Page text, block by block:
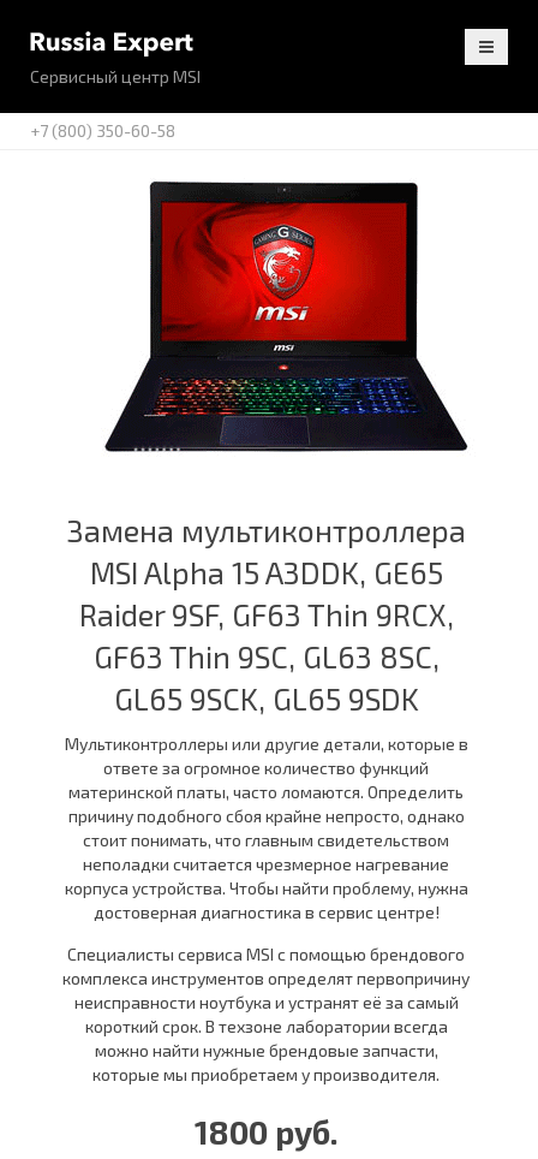
Сервисный центр MSI
+7 (800) 350-60-58
Замена мультиконтроллера
MSI Alpha 15 A3DDK, GE65
Raider 9SF, GF63 Thin 9RCX,
GF63 Thin 9SC, GL63 8SC,
GL65 9SCK, GL65 9SDK
Мультиконтроллеры или другие детали, которые в
ответе за огромное количество функций
материнской платы, часто ломаются. Определить
причину подобного сбоя крайне непросто, однако
стоит понимать, что главным свидетельством
неполадки считается чрезмерное нагревание
корпуса устройства. Чтобы найти проблему, нужна
достоверная диагностика в сервис центре!
Специалисты сервиса MSI с помощью брендового
комплекса инструментов определят первопричину
неисправности ноутбука и устранят её за самый
короткий срок. В техзоне лаборатории всегда
можно найти нужные брендовые запчасти,
которые мы приобретаем у производителя.
1800 руб.